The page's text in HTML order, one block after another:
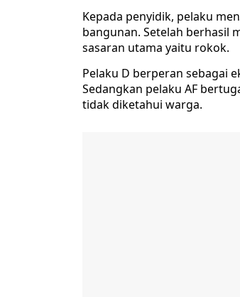
Kepada penyidik, pelaku
bangunan. Setelah berhasil
sasaran utama yaitu rokok.
Pelaku D berperan sebagai
Sedangkan pelaku AF
tidak diketahui warga.